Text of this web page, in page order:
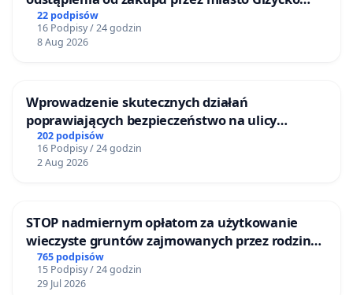
nieruchomości położonej nad jeziorem Niegocin
22 podpisów
16 Podpisy / 24 godzin
8 Aug 2026
Wprowadzenie skutecznych działań
poprawiających bezpieczeństwo na ulicy
Żeromskiego w Otwocku
202 podpisów
16 Podpisy / 24 godzin
2 Aug 2026
STOP nadmiernym opłatom za użytkowanie
wieczyste gruntów zajmowanych przez rodzinne
ogrody działkowe.
765 podpisów
15 Podpisy / 24 godzin
29 Jul 2026